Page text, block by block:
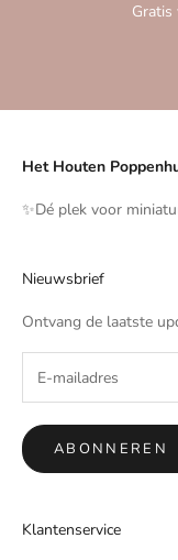
Gratis
Het Houten
✨️Dé plek voor
Nieuwsbrief
Ontvang de laatste
ABONNEREN
Klantenservice